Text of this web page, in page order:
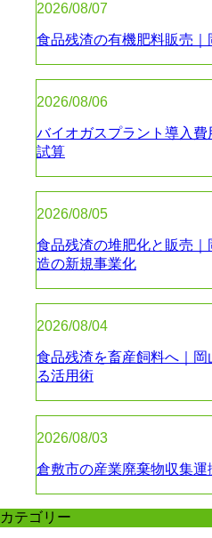
2026/08/07
食品残渣の有機肥料販売
2026/08/06
バイオガスプラント導入
試算
2026/08/05
食品残渣の堆肥化と販売
造の新規事業化
2026/08/04
食品残渣を畜産飼料へ｜
る活用術
2026/08/03
倉敷市の産業廃棄物収集
カテゴリー